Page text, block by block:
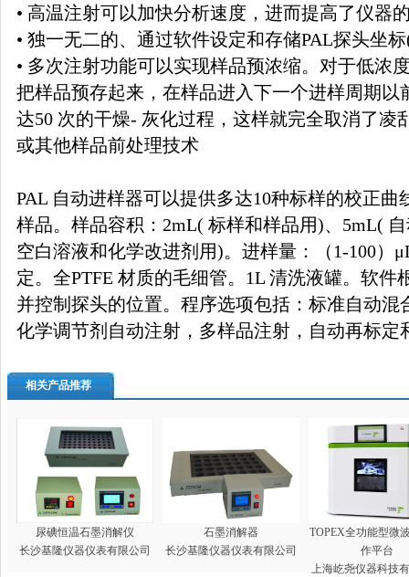
• 高温注射可以加快分析速度，进而提高了仪器
• 独一无二的、通过软件设定和存储PAL探头坐
• 多次注射功能可以实现样品预浓缩。对于低浓
把样品预存起来，在样品进入下一个进样周期以
达50 次的干燥- 灰化过程，这样就完全取消了凌
或其他样品前处理技术
PAL 自动进样器可以提供多达10种标样的校正曲
样品。样品容积：2mL( 标样和样品用)、5mL(
空白溶液和化学改进剂用)。进样量：（1-100）
定。全PTFE 材质的毛细管。1L 清洗液罐。软件
并控制探头的位置。程序选项包括：标准自动混
化学调节剂自动注射，多样品注射，自动再标定
相关产品推荐
尿碘恒温石墨消解仪
长沙基隆仪器仪表有限公司
石墨消解器
长沙基隆仪器仪表有限公司
TOPEX全功能型微
作平台
上海屹尧仪器科技